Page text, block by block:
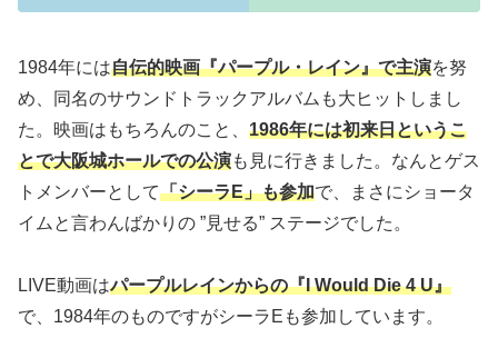
1984年には自伝的映画『パープル・レイン』で主演を努
め、同名のサウンドトラックアルバムも大ヒットしまし
た。映画はもちろんのこと、 1986年には初来日というこ
とで大阪城ホールでの公演も見に行きました。なんとゲス
トメンバーとして「シーラE」も参加で、まさにショータ
イムと言わんばかりの ”見せる” ステージでした。
LIVE動画はパープルレインからの『I Would Die 4 U』
で、1984年のものですがシーラEも参加しています。